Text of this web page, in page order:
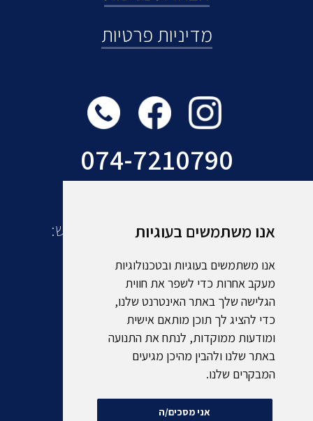
אנו משתמשים בעוגיות
אנו משתמשים בעוגיות ובטכנולוגיות
מעקב אחרות כדי לשפר את חווית
הגלישה שלך באתר האינטרנט שלנו,
כדי להציג לך תוכן מותאם אישית
ומודעות ממוקדות, לנתח את התנועה
באתר שלנו ולהבין מהיכן מגיעים
המבקרים שלנו.
אני מסכים/ה
מדיניות פרטיות
074-7210790
עוד מקבוצת אמסלם תיירות ונופש: